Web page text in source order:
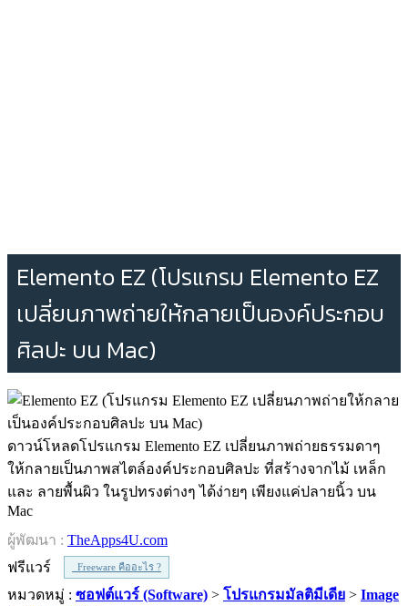
Elemento EZ (โปรแกรม Elemento EZ
เปลี่ยนภาพถ่ายให้กลายเป็นองค์ประกอบ
ศิลปะ บน Mac)
ดาวน์โหลดโปรแกรม Elemento EZ เปลี่ยนภาพถ่ายธรรมดาๆ
ให้กลายเป็นภาพสไตล์องค์ประกอบศิลปะ ที่สร้างจากไม้ เหล็ก
และ ลายพื้นผิว ในรูปทรงต่างๆ ได้ง่ายๆ เพียงแค่ปลายนิ้ว บน
Mac
ผู้พัฒนา : TheApps4U.com
ฟรีแวร์
Freeware คืออะไร ?
หมวดหมู่ : ซอฟต์แวร์ (Software) > โปรแกรมมัลติมีเดีย > Image